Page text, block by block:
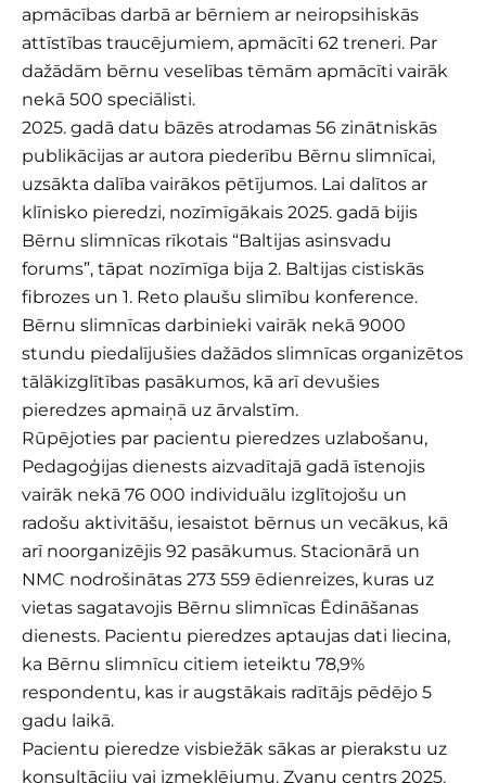
apmācības darbā ar bērniem ar neiropsihiskās
attīstības traucējumiem, apmācīti 62 treneri. Par
dažādām bērnu veselības tēmām apmācīti vairāk
nekā 500 speciālisti.
2025. gadā datu bāzēs atrodamas 56 zinātniskās
publikācijas ar autora piederību Bērnu slimnīcai,
uzsākta dalība vairākos pētījumos. Lai dalītos ar
klīnisko pieredzi, nozīmīgākais 2025. gadā bijis
Bērnu slimnīcas rīkotais “Baltijas asinsvadu
forums”, tāpat nozīmīga bija 2. Baltijas cistiskās
fibrozes un 1. Reto plaušu slimību konference.
Bērnu slimnīcas darbinieki vairāk nekā 9000
stundu piedalījušies dažādos slimnīcas organizētos
tālākizglītības pasākumos, kā arī devušies
pieredzes apmaiņā uz ārvalstīm.
Rūpējoties par pacientu pieredzes uzlabošanu,
Pedagoģijas dienests aizvadītajā gadā īstenojis
vairāk nekā 76 000 individuālu izglītojošu un
radošu aktivitāšu, iesaistot bērnus un vecākus, kā
arī noorganizējis 92 pasākumus. Stacionārā un
NMC nodrošinātas 273 559 ēdienreizes, kuras uz
vietas sagatavojis Bērnu slimnīcas Ēdināšanas
dienests. Pacientu pieredzes aptaujas dati liecina,
ka Bērnu slimnīcu citiem ieteiktu 78,9%
respondentu, kas ir augstākais radītājs pēdējo 5
gadu laikā.
Pacientu pieredze visbiežāk sākas ar pierakstu uz
konsultāciju vai izmeklējumu. Zvanu centrs 2025.